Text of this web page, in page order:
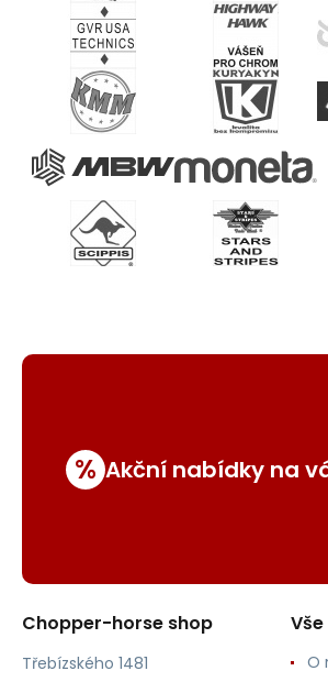
% Akční nabídky na
Chopper-horse shop
Třebízského 1481
O